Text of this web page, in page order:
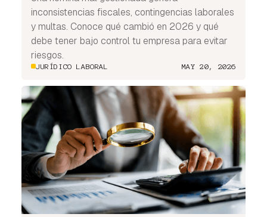
inconsistencias fiscales, contingencias laborales
y multas. Conoce qué cambió en 2026 y qué
debe tener bajo control tu empresa para evitar
riesgos.
JURÍDICO LABORAL MAY 20, 2026